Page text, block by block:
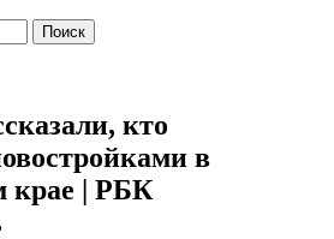
кто
в
крае | РБК